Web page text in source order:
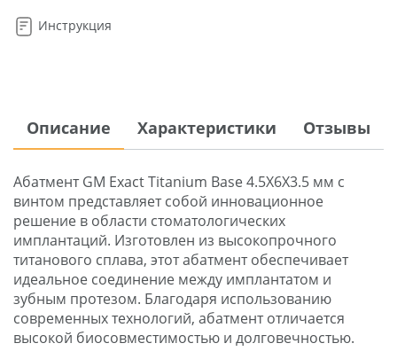
Инструкция
Описание Характеристики Отзывы
Абатмент GM Exact Titanium Base 4.5X6X3.5 мм с
винтом представляет собой инновационное
решение в области стоматологических
имплантаций. Изготовлен из высокопрочного
титанового сплава, этот абатмент обеспечивает
идеальное соединение между имплантатом и
зубным протезом. Благодаря использованию
современных технологий, абатмент отличается
высокой биосовместимостью и долговечностью.